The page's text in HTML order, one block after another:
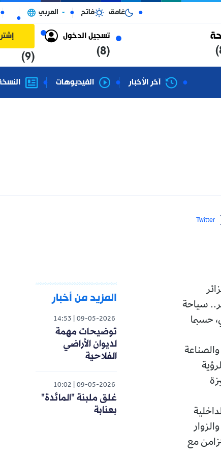
تسجيل الدخول إشتراك
فاتح العربي الجزائر
آخر الأخبار الفيديوهات النسخة الورقية
المزيد من أخبار
14:53
توضيحات مهمة
لديوان الأراضي
10:02
غلق ملبنة "المائدة"